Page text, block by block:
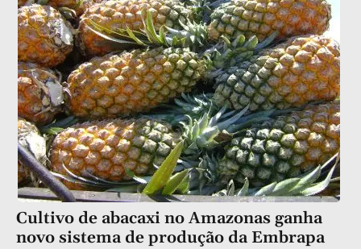
Cultivo de abacaxi no Amazonas ganha
novo sistema de produção da Embrapa